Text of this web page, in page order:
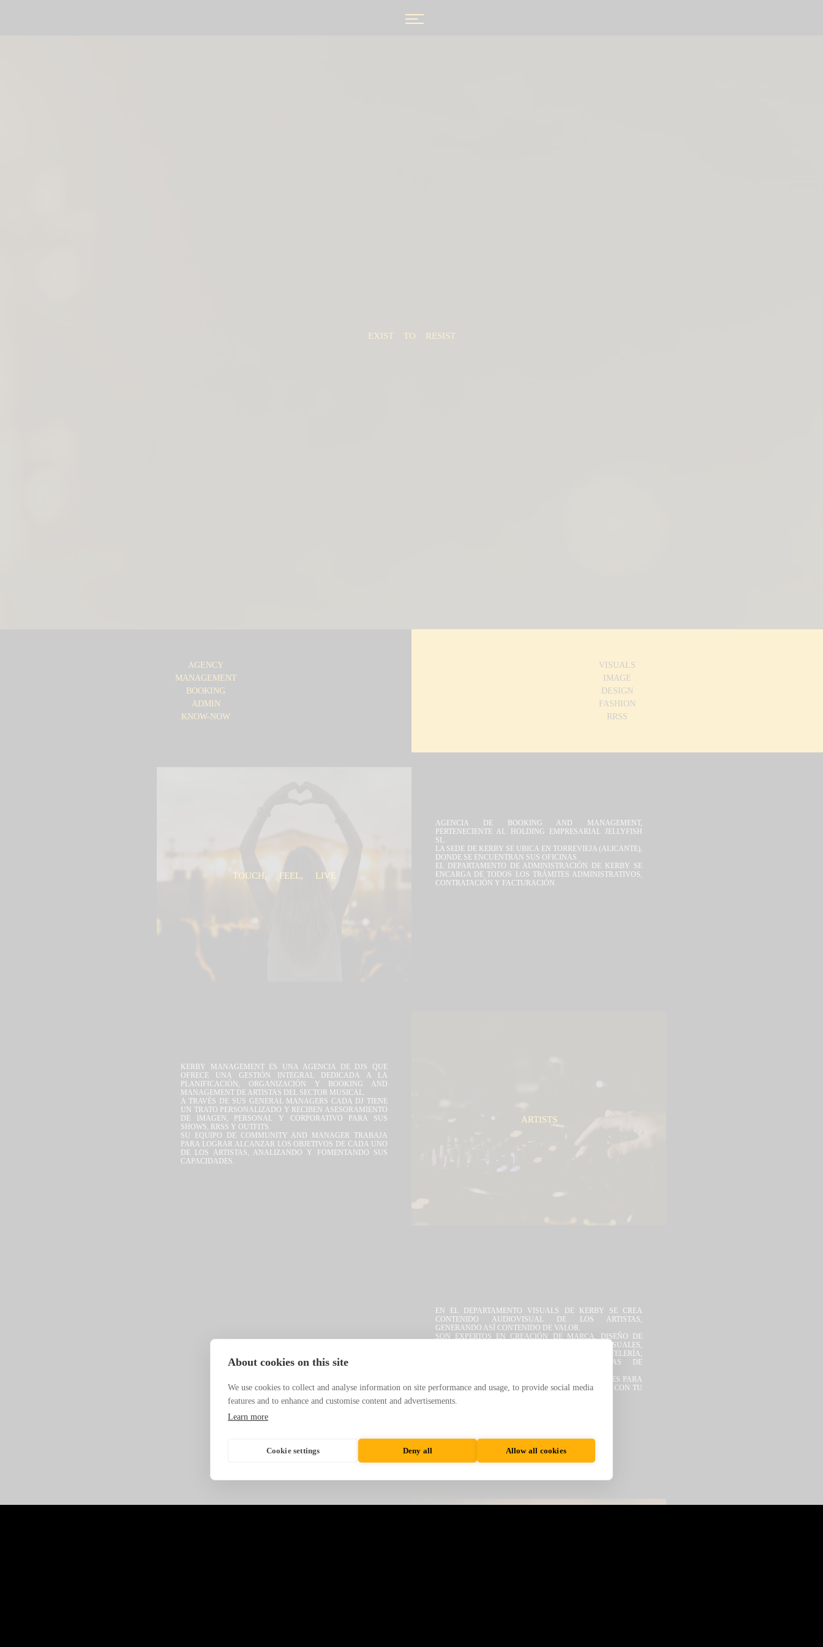
EXIST TO RESIST
AGENCY
MANAGEMENT
BOOKING
ADMIN
KNOW-NOW
VISUALS
IMAGE
DESIGN
FASHION
RRSS
TOUCH, FEEL, LIVE
AGENCIA DE BOOKING AND MANAGEMENT,
PERTENECIENTE AL HOLDING EMPRESARIAL JELLYFISH
SL.
LA SEDE DE KERBY SE UBICA EN TORREVIEJA (ALICANTE),
DONDE SE ENCUENTRAN SUS OFICINAS.
EL DEPARTAMENTO DE ADMINISTRACIÓN DE KERBY SE
ENCARGA DE TODOS LOS TRÁMITES ADMINISTRATIVOS,
CONTRATACIÓN Y FACTURACIÓN.
ARTISTS
KERBY MANAGEMENT ES UNA AGENCIA DE DJS QUE
OFRECE UNA GESTIÓN INTEGRAL DEDICADA A LA
PLANIFICACIÓN, ORGANIZACIÓN Y BOOKING AND
MANAGEMENT DE ARTISTAS DEL SECTOR MUSICAL.
A TRAVÉS DE SUS GENERAL MANAGERS CADA DJ TIENE
UN TRATO PERSONALIZADO Y RECIBEN ASESORAMIENTO
DE IMAGEN, PERSONAL Y CORPORATIVO PARA SUS
SHOWS, RRSS Y OUTFITS.
SU EQUIPO DE COMMUNITY AND MANAGER TRABAJA
PARA LOGRAR ALCANZAR LOS OBJETIVOS DE CADA UNO
DE LOS ARTISTAS, ANALIZANDO Y FOMENTANDO SUS
CAPACIDADES.
VISUALS
EN EL DEPARTAMENTO VISUALS DE KERBY SE CREA
CONTENIDO AUDIOVISUAL DE LOS ARTISTAS,
GENERANDO ASÍ CONTENIDO DE VALOR.
SON EXPERTOS EN CREACIÓN DE MARCA, DISEÑO DE
LOGOS, DISEÑO DE PRESSKIT, CREACIÓN DE VISUALES,
VÍDEOS CORPORATIVOS, DISEÑO DE CARTELERÍA,
FOTOGRAFÍA PROFESIONAL Y ESTRATEGIAS DE
CONVIERTE TUS IDEAS EN VISUALES IMPACTANTES PARA
ELEVAR TUS SHOWS Y CREAR ALTAS SINERGIAS CON TU
AUDIENCIA.
About cookies on this site
We use cookies to collect and analyse information on site performance and usage, to provide social media
features and to enhance and customise content and advertisements.
Learn more
Cookie settings Deny all Allow all cookies